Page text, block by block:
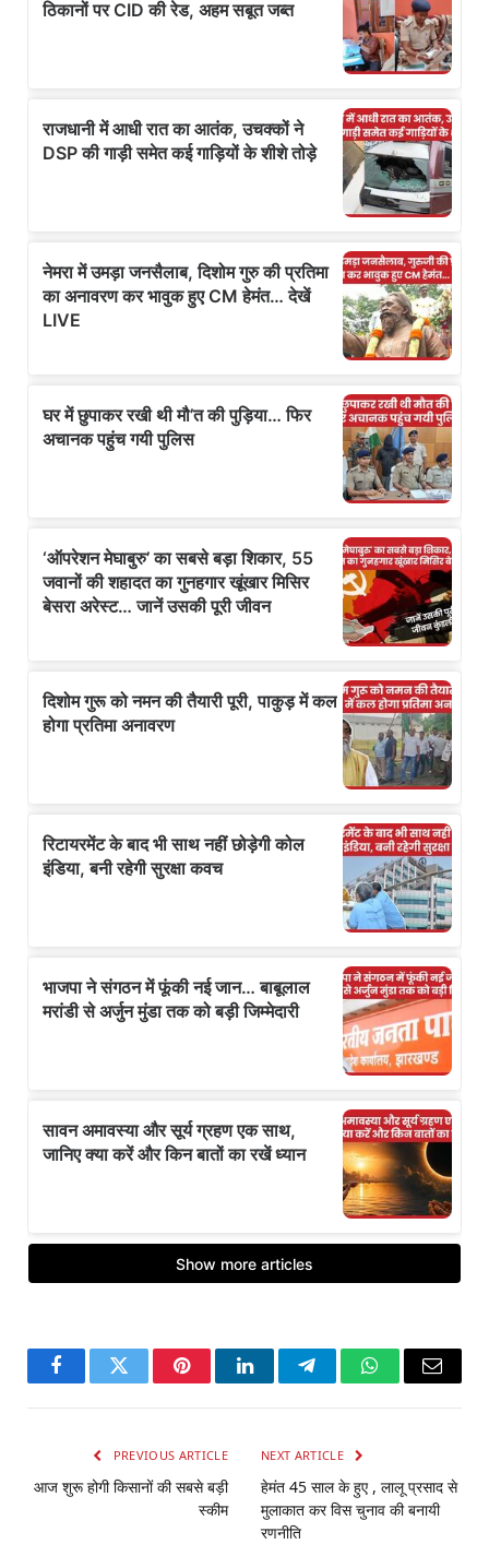
FacebookTwitter PinterestLinkedInTelegramWhatsApp
Email
PREVIOUS ARTICLE
आज शुरू होगी किसानों की सबसे बड़ी
स्कीम
NEXT ARTICLE
हेमंत 45 साल के हुए , लालू प्रसाद से
मुलाकात कर विस चुनाव की बनायी
रणनीति